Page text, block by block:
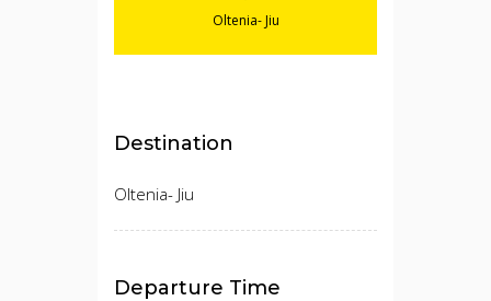
Oltenia- Jiu
Destination
Oltenia- Jiu
Departure Time